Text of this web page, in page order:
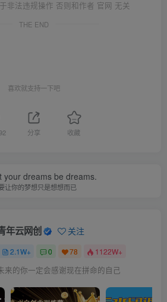
非法违规操作 否则和作者 官网 无关
THE END
喜欢就支持一下吧
分享 收藏
your dreams be dreams.
让你的梦想只是想想而已
年云网创 关注
2.1W+ 0 78 1122W+
来的你一定会感谢现在拼命的自己